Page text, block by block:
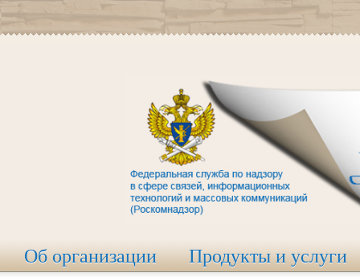
Об организации Продукты и услуги